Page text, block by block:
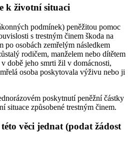
k životní situaci
podmínek) peněžitou pomoc
s trestným činem škoda na
po osobách zemřelým následkem
rodičem, manželem nebo dítětem
v době jeho smrti žil v domácnosti,
osoba poskytovala výživu nebo ji
poskytnutí peněžní částky
situace způsobené trestným činem.
věci jednat (podat žádost